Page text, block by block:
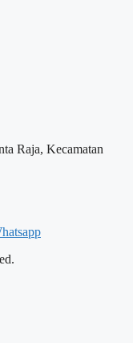
Raja, Kecamatan